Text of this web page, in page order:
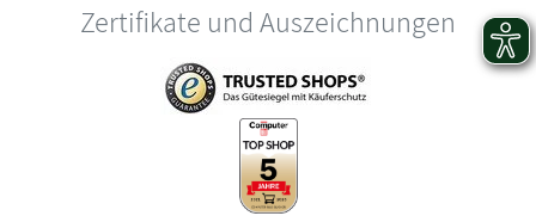
Zertifikate und Auszeichnungen